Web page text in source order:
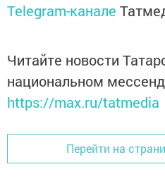
Telegram-канале
Читайте новости
национальном
https://max.ru/tatmedia
Перейти на